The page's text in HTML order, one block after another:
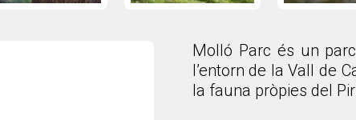
Molló Parc és un
l’entorn de la Vall de
la fauna pròpies del